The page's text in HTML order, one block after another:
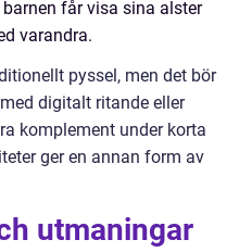
får visa sina alster
varandra.
pyssel, men det bör
digitalt ritande eller
komplement under korta
ger en annan form av
utmaningar